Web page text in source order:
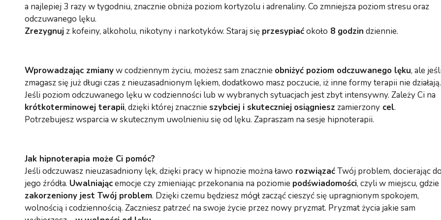
a najlepiej 3 razy w tygodniu, znacznie obniża poziom kortyzolu i adrenaliny. Co zmniejsza poziom stresu oraz
odczuwanego lęku.
Zrezygnuj z kofeiny, alkoholu, nikotyny i narkotyków. Staraj się przesypiaćokoło 8 godzin dziennie.
Wprowadzając zmianyw codziennym życiu, możesz sam znacznie obniżyć poziom odczuwanego lęku, ale
zmagasz się już długi czas z nieuzasadnionym lękiem, dodatkowo masz poczucie, iż inne formy terapii nie działają.
Jeśli poziom odczuwanego lęku w codzienności lub w wybranych sytuacjach jest zbyt intensywny. Zależy Ci na
krótkoterminowej terapii, dzięki której znacznie szybciej i skuteczniej osiągniesz zamierzony cel.
Potrzebujesz wsparcia w skutecznym uwolnieniu się od lęku. Zapraszam na sesje hipnoterapii.
Jak hipnoterapia może Ci pomóc?
Jeśli odczuwasz nieuzasadniony lęk, dzięki pracy w hipnozie można ławo rozwiązaćTwój problem, docierając
jego źródła. Uwalniającemocje czy zmieniając przekonania na poziomie podświadomości, czyli w miejscu, gdzie
zakorzeniony jest Twój problem. Dzięki czemu będziesz mógł zacząć cieszyć się upragnionym spokojem,
wolnością i codziennością. Zaczniesz patrzeć na swoje życie przez nowy pryzmat. Pryzmat życia jakie sam